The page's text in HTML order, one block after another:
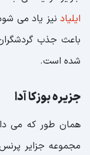
ایلیاد نیز یاد می
باعث جذب
شده است.
جزیره بوزکا آدا
همان طور که می
مجموعه جزایر